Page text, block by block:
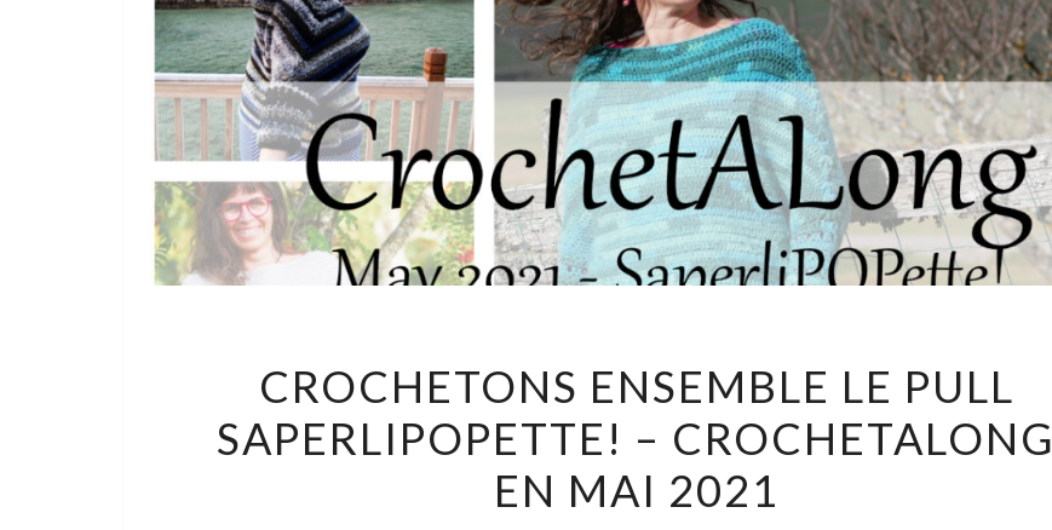
ENSEMBLE
PULL
SAPERLIPOPETTE!
CROCHETONS ENSEMBLE LE PULL
SAPERLIPOPETTE! – CROCHETALONG
EN MAI 2021